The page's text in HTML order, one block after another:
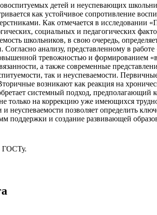
детей и неуспевающих
как устойчивое сопротивление
Как отмечается в исследовании
социальных и педагогических
школьников, в свою очередь,
анализу, представленному в
тревожностью и формированием
а также современные
так и неуспеваемости.
возникают как реакция на
системный подход,
только на коррекцию уже имеющихся
неуспеваемости позволяет определить
поддержки и создание развивающей
ГОСТу.